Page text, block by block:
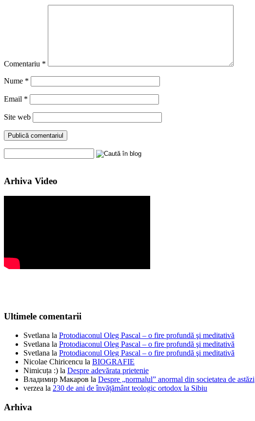
Comentariu *
Nume *
Email *
Site web
Arhiva Video
Ultimele comentarii
Svetlana la Protodiaconul Oleg Pascal – o fire profundă şi meditativă
Svetlana la Protodiaconul Oleg Pascal – o fire profundă şi meditativă
Svetlana la Protodiaconul Oleg Pascal – o fire profundă şi meditativă
Nicolae Chiricencu la BIOGRAFIE
Nimicuța :) la Despre adevărata prietenie
Владимир Макаров la Despre „normalul” anormal din societatea de astăzi
verzea la 230 de ani de învățământ teologic ortodox la Sibiu
Arhiva